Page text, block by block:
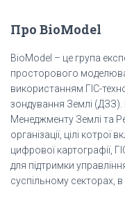
Про BioModel
BioModel – це група
просторового
використанням ГІС-
зондування Землі (ДЗЗ).
Менеджменту Землі та
організації, цілі
цифрової картографії,
для підтримки
суспільному секторах, в